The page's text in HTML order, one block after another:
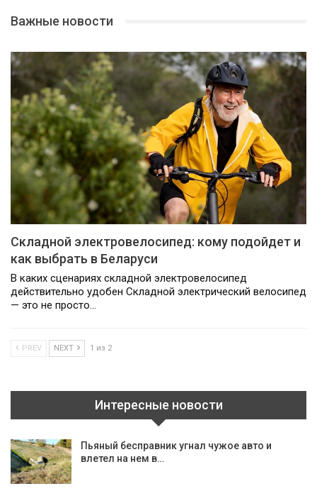
Важные новости
Складной электровелосипед: кому подойдет и
как выбрать в Беларуси
В каких сценариях складной электровелосипед
действительно удобен Складной электрический велосипед
— это не просто…
PREV NEXT 1 из 2
Интересные новости
Пьяный бесправник угнал чужое авто и
влетел на нем в…